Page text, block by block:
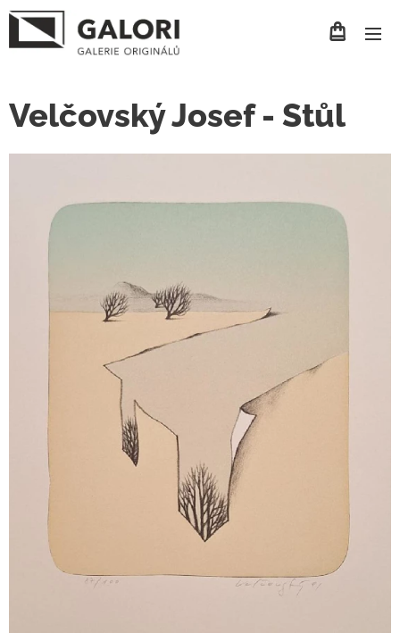
Velčovský Josef - Stůl